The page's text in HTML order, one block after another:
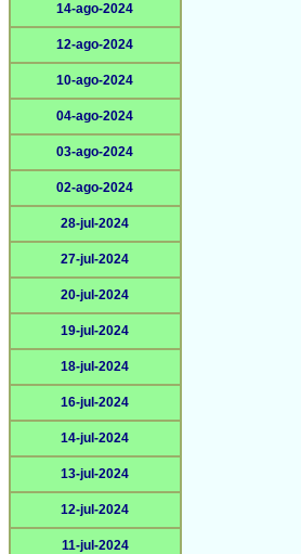
14-ago-2024
12-ago-2024
10-ago-2024
04-ago-2024
03-ago-2024
02-ago-2024
28-jul-2024
27-jul-2024
20-jul-2024
19-jul-2024
18-jul-2024
16-jul-2024
14-jul-2024
13-jul-2024
12-jul-2024
11-jul-2024